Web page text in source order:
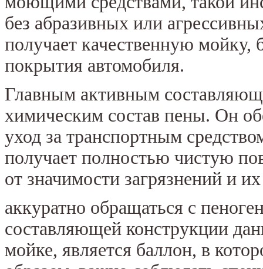
без абразивных или
получает качественную мойку,
покрытия автомобиля.
Главным активным
химическим состав пены. Он
уход за транспортным
получает полностью чистую
от значимости загрязнений и
аккуратно обращаться с
составляющей конструкции
мойке, является баллон, в